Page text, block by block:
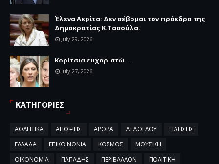
Έλενα Ακρίτα: Δεν σέβομαι τον πρόεδρο της
Δημοκρατίας Κ.Τασούλα.
July 29, 2026
Κορίτσια ευχαριστώ...
July 27, 2026
ΚΑΤΗΓΟΡΙΕΣ
ΑΘΛΗΤΙΚΑ ΑΠΟΨΕΙΣ ΑΡΘΡΑ ΔΕΔΟΓΛΟΥ
ΕΙΔΗΣΕΙΣ
ΕΛΛΑΔΑ
ΕΠΙΚΟΙΝΩΝΙΑ ΚΟΣΜΟΣ
ΜΟΥΣΙΚΗ
ΟΙΚΟΝΟΜΙΑ
ΠΑΠΑΔΗΣ ΠΕΡΙΒΑΛΛΟΝ
ΠΟΛΙΤΙΚΗ